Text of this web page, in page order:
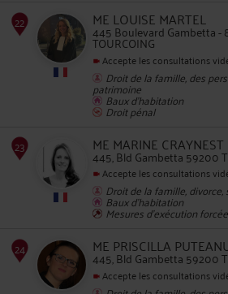
ME LOUISE MARTEL
445 Boulevard Gambetta -
TOURCOING
Accepte les consultations
Droit de la famille, des
patrimoine
Baux d'habitation
Droit pénal
23
ME MARINE CRAYNEST
445, Bld Gambetta 59200
Accepte les consultations
Droit de la famille,
Baux d'habitation
Mesures d'exécution forcée
ME PRISCILLA
445, Bld Gambetta 59200
Accepte les consultations